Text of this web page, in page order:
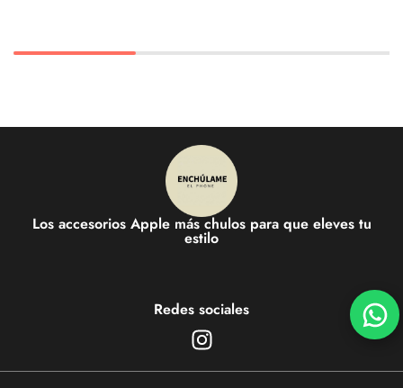
Los accesorios Apple más chulos para que eleves tu
estilo
Redes sociales